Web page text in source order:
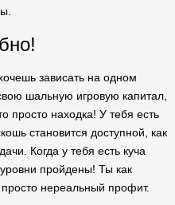
зависать на одном
шальную игровую капитал,
просто находка! У тебя есть
становится доступной, как
Когда у тебя есть куча
пройдены! Ты как
нереальный профит.